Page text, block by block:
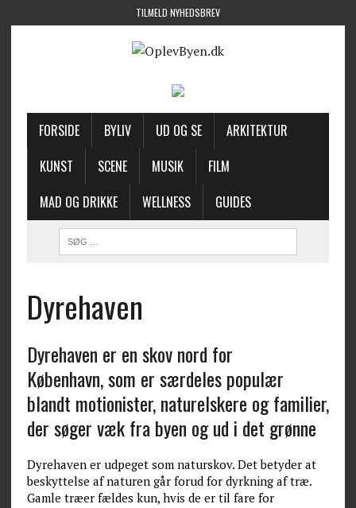
TILMELD NYHEDSBREV
FORSIDE BYLIV UD OG SE
ARKITEKTUR
KUNST
SCENE MUSIK
FILM
MAD OG DRIKKE
WELLNESS GUIDES
Dyrehaven
Dyrehaven er en skov nord for
København, som er særdeles populær
blandt motionister, naturelskere og familier,
der søger væk fra byen og ud i det grønne
Dyrehaven er udpeget som naturskov. Det betyder at
beskyttelse af naturen går forud for dyrkning af træ.
Gamle træer fældes kun, hvis de er til fare for